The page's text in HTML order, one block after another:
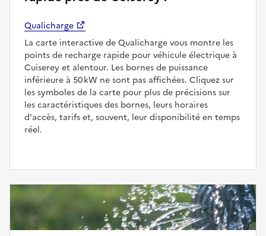
Qualicharge
La carte interactive de Qualicharge vous montre les
points de recharge rapide pour véhicule électrique à
Cuiserey et alentour. Les bornes de puissance
inférieure à 50 kW ne sont pas affichées. Cliquez sur
les symboles de la carte pour plus de précisions sur
les caractéristiques des bornes, leurs horaires
d'accès, tarifs et, souvent, leur disponibilité en temps
réel.